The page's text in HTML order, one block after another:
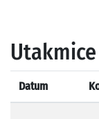
Utakmice
Datum